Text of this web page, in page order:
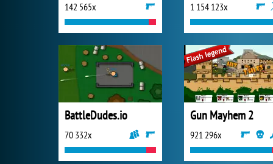
142 565x 1 154 123x
BattleDudes.io
70 332x
Gun Mayhem 2
921 296x